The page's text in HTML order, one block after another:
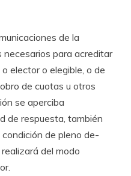
de la
necesarios para acreditar
elector o elegible, o de
de cuotas u otros
se aperciba
de respuesta, también
de pleno de-
del modo